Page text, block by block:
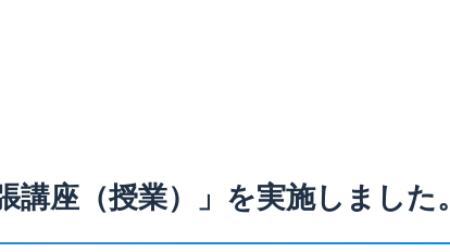
座（授業）」を実施しました。